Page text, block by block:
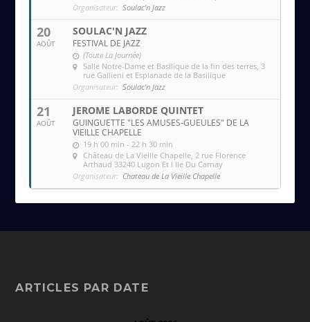
Organisateur: Soulac'n Jazz
20
AOÛT
SOULAC'N JAZZ
FESTIVAL DE JAZZ
(Toute La Journée)
Salle Notre-Dame et Basilique de la fin des terres , 3
rue Gallieni et Esplanade de la Basilique
Organisateur: Soulac'n Jazz
21
AOÛT
JEROME LABORDE QUINTET
GUINGUETTE "LES AMUSES-GUEULES" DE LA
VIEILLE CHAPELLE
19 h 00 min - 22 h 30 min
Château de La Vieille Chapelle , 2 rue Florence
Arthaud 33240 Lugon Et l Ile Du Carnay
Organisateur: Chateau de La Vieille Chapelle
ARTICLES PAR DATE